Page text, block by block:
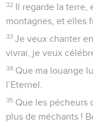
32 Il regarde la terre,
montagnes, et elles
33 Je veux chanter
vivrai, je veux
34 Que ma louange
l’Eternel.
35 Que les pécheurs
plus de méchants !